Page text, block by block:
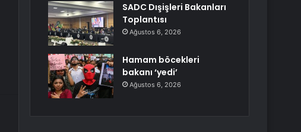
SADC Dışişleri Bakanları
Toplantısı
Ağustos 6, 2026
Hamam böcekleri
bakanı ‘yedi’
Ağustos 6, 2026